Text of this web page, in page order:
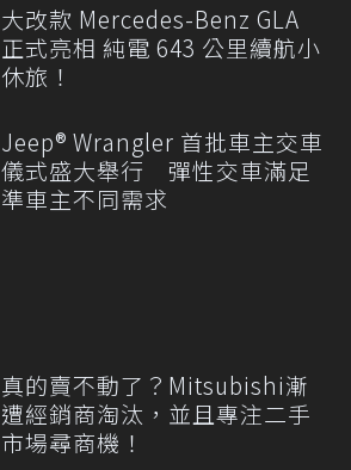
大改款 Mercedes-Benz GLA
正式亮相 純電 643 公里續航小
休旅！
Jeep® Wrangler 首批車主交車
儀式盛大舉行 彈性交車滿足
準車主不同需求
真的賣不動了？Mitsubishi漸
遭經銷商淘汰，並且專注二手
市場尋商機！